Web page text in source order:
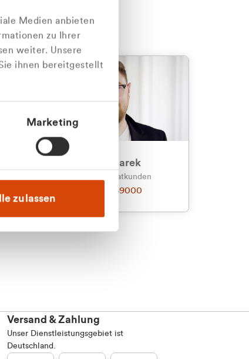
Medien anbieten
zu Ihrer
weiter. Unsere
ihnen bereitgestellt
Marketing
zulassen
Julian Marek
Vertrieb - Privatkunden
0216 237 69000
Versand & Zahlung
Unser Dienstleistungsgebiet ist
Deutschland.